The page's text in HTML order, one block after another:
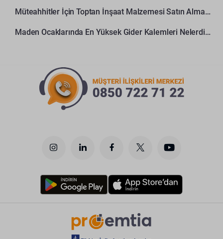
Müteahhitler İçin Toptan İnşaat Malzemesi Satın Alma Rehberi
Maden Ocaklarında En Yüksek Gider Kalemleri Nelerdir?